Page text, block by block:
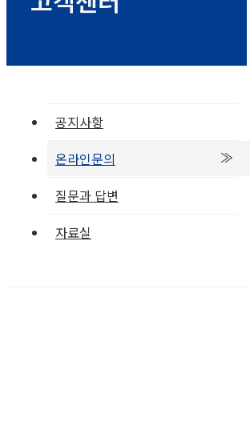
공지사항
온라인문의
질문과 답변
자료실